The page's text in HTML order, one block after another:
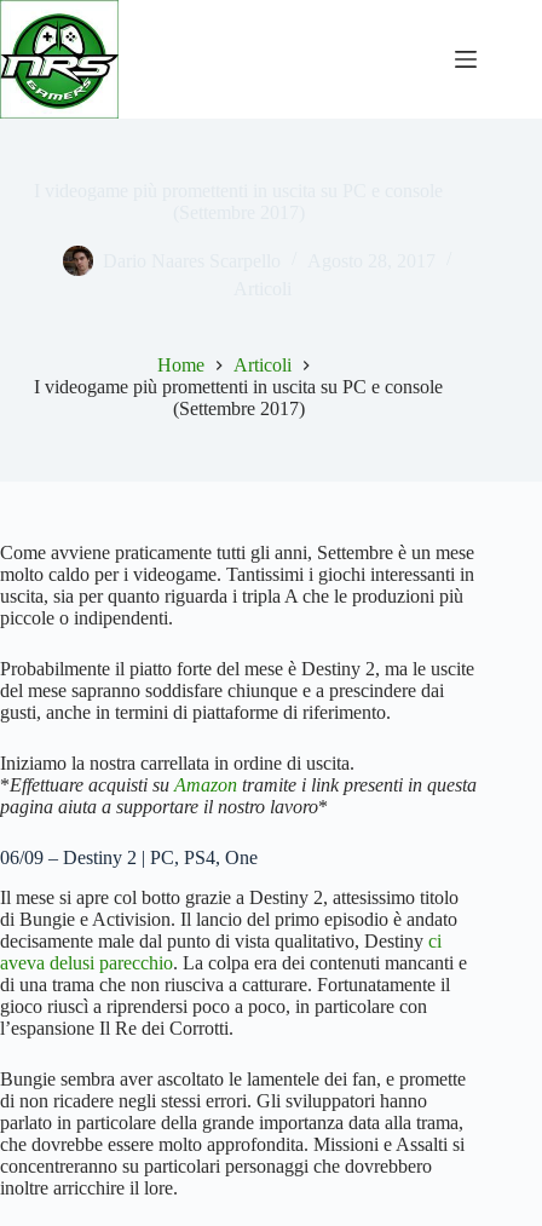
Salta
contenuto
Home
Articoli
I videogame più promettenti in uscita su PC e console
(Settembre 2017)
Come avviene praticamente tutti gli anni, Settembre è un mese
molto caldo per i videogame. Tantissimi i giochi interessanti in
uscita, sia per quanto riguarda i tripla A che le produzioni più
piccole o indipendenti.
Probabilmente il piatto forte del mese è Destiny 2, ma le uscite
del mese sapranno soddisfare chiunque e a prescindere dai
gusti, anche in termini di piattaforme di riferimento.
Iniziamo la nostra carrellata in ordine di uscita.
*Effettuare acquisti su Amazon tramite i link presenti in questa
pagina aiuta a supportare il nostro lavoro*
06/09 – Destiny 2 | PC, PS4, One
Il mese si apre col botto grazie a Destiny 2, attesissimo titolo
di Bungie e Activision. Il lancio del primo episodio è andato
decisamente male dal punto di vista qualitativo, Destiny ci
aveva delusi parecchio. La colpa era dei contenuti mancanti e
di una trama che non riusciva a catturare. Fortunatamente il
gioco riuscì a riprendersi poco a poco, in particolare con
l’espansione Il Re dei Corrotti.
Bungie sembra aver ascoltato le lamentele dei fan, e promette
di non ricadere negli stessi errori. Gli sviluppatori hanno
parlato in particolare della grande importanza data alla trama,
che dovrebbe essere molto approfondita. Missioni e Assalti si
concentreranno su particolari personaggi che dovrebbero
inoltre arricchire il lore.